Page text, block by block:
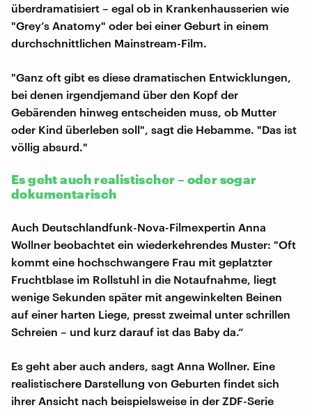
überdramatisiert – egal ob in Krankenhausserien wie
"Grey’s Anatomy" oder bei einer Geburt in einem
durchschnittlichen Mainstream-Film.
"Ganz oft gibt es diese dramatischen Entwicklungen,
bei denen irgendjemand über den Kopf der
Gebärenden hinweg entscheiden muss, ob Mutter
oder Kind überleben soll", sagt die Hebamme. "Das ist
völlig absurd."
Es geht auch realistischer – oder sogar
dokumentarisch
Auch Deutschlandfunk-Nova-Filmexpertin Anna
Wollner beobachtet ein wiederkehrendes Muster: "Oft
kommt eine hochschwangere Frau mit geplatzter
Fruchtblase im Rollstuhl in die Notaufnahme, liegt
wenige Sekunden später mit angewinkelten Beinen
auf einer harten Liege, presst zweimal unter schrillen
Schreien – und kurz darauf ist das Baby da.“
Es geht aber auch anders, sagt Anna Wollner. Eine
realistischere Darstellung von Geburten findet sich
ihrer Ansicht nach beispielsweise in der ZDF-Serie